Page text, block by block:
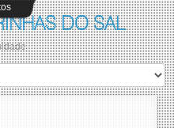
DO SAL